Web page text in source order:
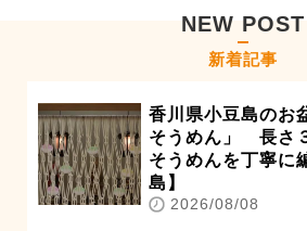
NEW POST
新着記事
香川県小豆島のお
そうめん」 長さ
そうめんを丁寧に
島】
2026/08/08